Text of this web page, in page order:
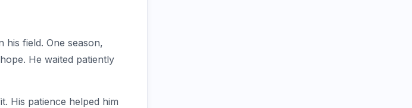
field. One season,
He waited patiently
His patience helped him